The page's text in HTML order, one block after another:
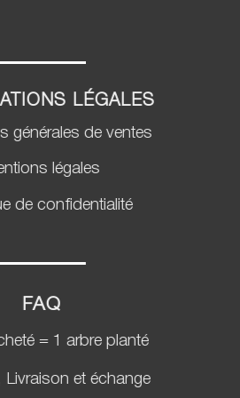
LÉGALES
générales de ventes
légales
de confidentialité
FAQ
= 1 arbre planté
Livraison et échange